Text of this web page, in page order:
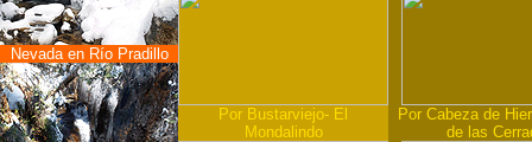
Nevada en Río Pradillo
Por Bustarviejo- El
Mondalindo
Por Cabeza de
de las